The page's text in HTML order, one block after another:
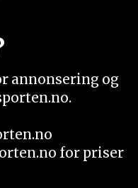
annonsering og
for priser